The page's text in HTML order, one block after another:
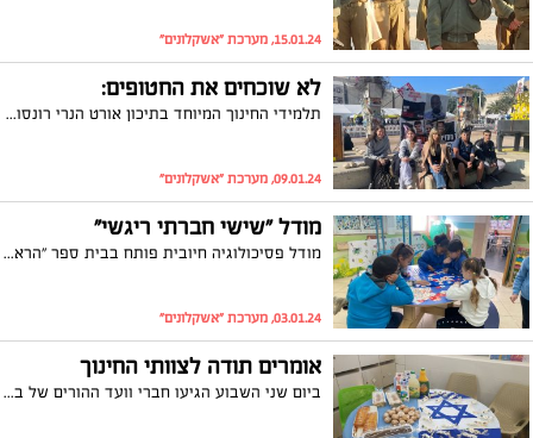
15.01.24, מערכת "אשקלונים"
לא שוכחים את החטופים:
תלמידי החינוך המיוחד בתיכון אורט הנרי רונסון ביקרו בכיכר החטופים בתל אביב
09.01.24, מערכת "אשקלונים"
מודל "שישי חברתי ריגשי"
מודל פסיכולוגיה חיובית פותח בבית ספר "הראל" באשקלון, המודל הופך את יום שישי ליום מיוחד ולא שיגרתי ,"יום ללא תיק" בו מתנסים התלמידים בסדנאות בנושאים שונים המחזקים כישורים חברתיים ורגשיים.
03.01.24, מערכת "אשקלונים"
אומרים תודה לצוותי החינוך
ביום שני השבוע הגיעו חברי וועד ההורים של בית הספר "פסגות" במיוחד לבית הספר בכדי לתת שי למורים ולהודות להם על העשיה החינוכית והמענים החברתיים והרגשיים לטובת התלמידים בבית הספר